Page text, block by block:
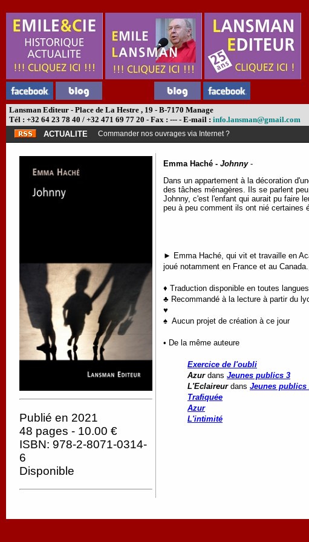
Lansman Editeur - Place de La Hestre , 19 - B-7170 Manage
Tél : +32 64 23 78 40 / +32 471 69 77 20 - Fax : --- - E-mail : info.lansman@gmail.com
ACTUALITE Commander nos ouvrages via Internet ?
Publié en 2021
48 pages - 10.00 €
ISBN: 978-2-8071-0314-
6
Disponible
Emma Haché - Johnny-
Dans un appartement à la décoration
des tâches ménagères. Ils se parlent
Johnny, c'est l'enfant qui aurait pu faire
peu à peu comment ils ont nié certaines
► Emma Haché, qui vit et travaille en
joué notamment en France et au
♦ Traduction disponible en toutes langues
♣ Recommandé à la lecture à partir du
♥
♠ Aucun projet de création à ce jour
• De la même auteure
Exercice de l'oubli
Azurdans Jeunes publics 3
L'Eclaireurdans Jeunes publics
Trafiquée
Azur
L'intimité